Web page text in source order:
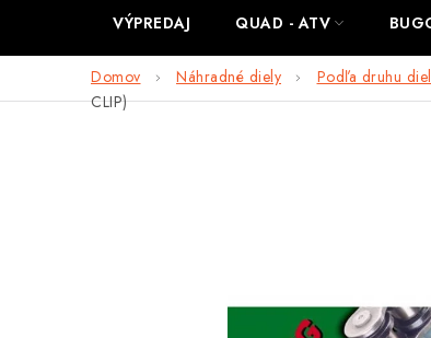
VÝPREDAJ QUAD - ATV
Domov Náhradné diely Podľa druhu
CLIP)